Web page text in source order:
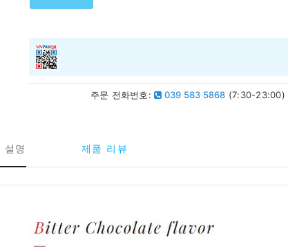
주문 전화번호: 039 583 5868 (7:30-23:00)
설명 제품 리뷰